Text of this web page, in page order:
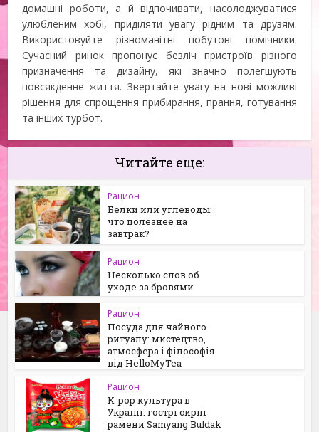
домашні роботи, а й відпочивати, насолоджуватися
улюбленим хобі, приділяти увагу рідним та друзям.
Використовуйте різноманітні побутові помічники.
Сучасний ринок пропонує безліч пристроїв різного
призначення та дизайну, які значно полегшують
повсякденне життя. Звертайте увагу на нові можливі
рішення для спрощення прибирання, прання, готування
та інших турбот.
Читайте еще:
Рацион
Белки или углеводы:
что полезнее на
завтрак?
Рацион
Несколько слов об
уходе за бровями
Рацион
Посуда для чайного
ритуалу: мистецтво,
атмосфера і філософія
від HelloMyTea
Рацион
K-pop культура в
Україні: гострі сирні
рамени Samyang Buldak